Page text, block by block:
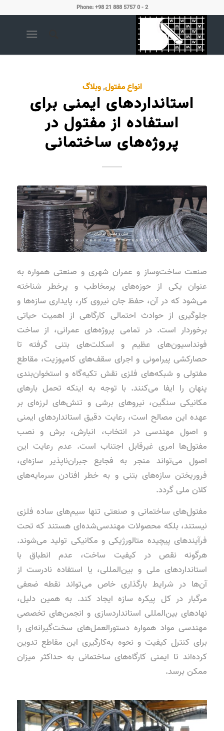
Phone: +98 21 888 5757 0 - 2
انواع مفتول,وبلاگ
استانداردهای ایمنی برای
استفاده از مفتول در
پروژه‌های ساختمانی
صنعت ساخت‌وساز و عمران شهری و صنعتی همواره به
عنوان یکی از حوزه‌های پرمخاطب و پرخطر شناخته
می‌شود که در آن، حفظ جان نیروی کار، پایداری سازه‌ها و
جلوگیری از حوادث احتمالی کارگاهی از اهمیت حیاتی
برخوردار است. در تمامی پروژه‌های عمرانی، از ساخت
فونداسیون‌های عظیم و اسکلت‌های بتنی گرفته تا
حصارکشی پیرامونی و اجرای سقف‌های کامپوزیت، مقاطع
مفتولی و شبکه‌های فلزی نقش تکیه‌گاه و استخوان‌بندی
پنهان را ایفا می‌کنند. با توجه به اینکه تحمل بارهای
مکانیکی سنگین، نیروهای برشی و تنش‌های لرزه‌ای بر
عهده این مصالح است، رعایت دقیق استانداردهای ایمنی
و اصول مهندسی در انتخاب، انبارش، برش و نصب
مفتول‌ها امری غیرقابل اجتناب است. عدم رعایت این
اصول می‌تواند منجر به فجایع جبران‌ناپذیر سازه‌ای،
فروریختن سازه‌های بتنی و به خطر افتادن سرمایه‌های
کلان ملی گردد.
مفتول‌های ساختمانی و صنعتی تنها سیم‌های ساده فلزی
نیستند، بلکه محصولات مهندسی‌شده‌ای هستند که تحت
فرآیندهای پیچیده متالورژیکی و مکانیکی تولید می‌شوند.
هرگونه نقص در کیفیت ساخت، عدم انطباق با
استانداردهای ملی و بین‌المللی، یا استفاده نادرست از
آن‌ها در شرایط بارگذاری خاص می‌تواند نقطه ضعفی
مرگبار در کل پیکره سازه ایجاد کند. به همین دلیل،
نهادهای بین‌المللی استانداردسازی و انجمن‌های تخصصی
مهندسی مواد همواره دستورالعمل‌های سخت‌گیرانه‌ای را
برای کنترل کیفیت و نحوه به‌کارگیری این مقاطع تدوین
کرده‌اند تا ایمنی کارگاه‌های ساختمانی به حداکثر میزان
ممکن برسد.